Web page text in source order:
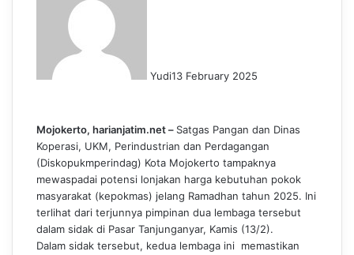
Yudi13 February 2025
Mojokerto, harianjatim.net – Satgas Pangan dan Dinas
Koperasi, UKM, Perindustrian dan Perdagangan
(Diskopukmperindag) Kota Mojokerto tampaknya
mewaspadai potensi lonjakan harga kebutuhan pokok
masyarakat (kepokmas) jelang Ramadhan tahun 2025. Ini
terlihat dari terjunnya pimpinan dua lembaga tersebut
dalam sidak di Pasar Tanjunganyar, Kamis (13/2).
Dalam sidak tersebut, kedua lembaga ini memastikan